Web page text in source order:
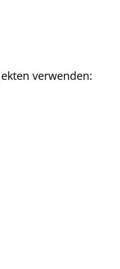
verwenden: